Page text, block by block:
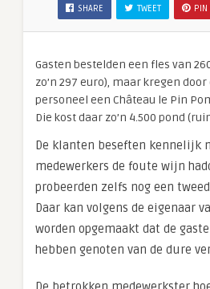
SHARE TWEET PIN
Gasten bestelden een fles van
zo’n 297 euro), maar kregen
personeel een Château le Pin
Die kost daar zo’n 4.500 pond
De klanten beseften kennelijk
medewerkers de foute wijn
probeerden zelfs nog een
Daar kan volgens de eigenaar
worden opgemaakt dat de
hebben genoten van de dure